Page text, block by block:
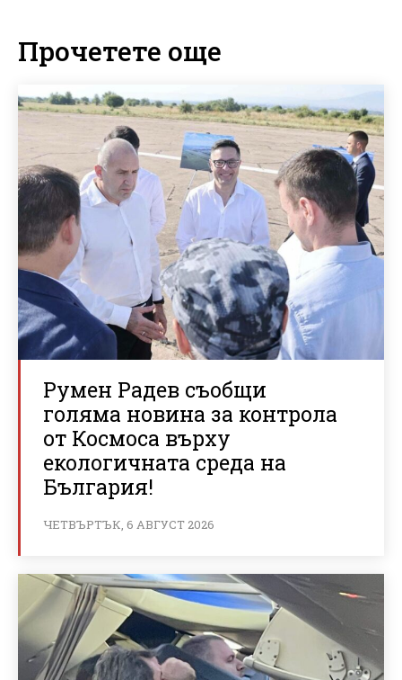
Прочетете още
Румен Радев съобщи
голяма новина за контрола
от Космоса върху
екологичната среда на
България!
ЧЕТВЪРТЪК, 6 АВГУСТ 2026